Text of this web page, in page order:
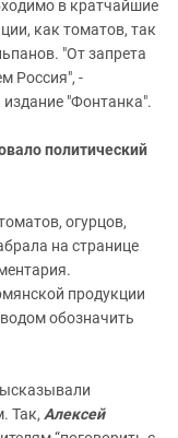
в кратчайшие
как томатов, так
"От запрета
Россия", -
"Фонтанка".
политический
огурцов,
на странице
продукции
обозначить
Так, Алексей